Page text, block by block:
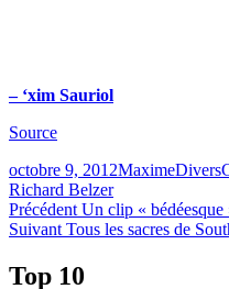
– ‘xim Sauriol
Source
Publié
le
octobre 9, 2012MaximeDivers
Richard Belzer
Navigation
de
l'article
Précédent Article
précédent :
Un clip «
Suivant Article
Tous les sacres de
Top 10